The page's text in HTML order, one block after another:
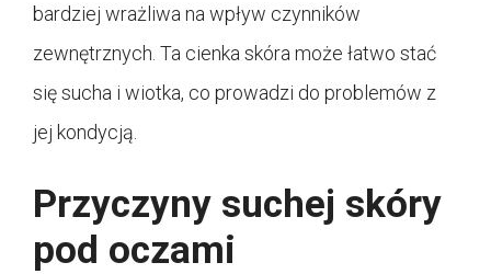
bardziej wrażliwa na wpływ czynników
zewnętrznych. Ta cienka skóra może łatwo stać
się sucha i wiotka, co prowadzi do problemów z
jej kondycją.
Przyczyny suchej skóry
pod oczami